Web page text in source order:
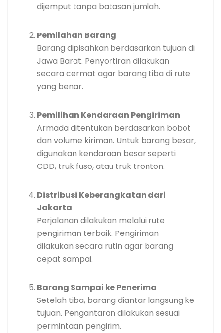
dijemput tanpa batasan jumlah.
Pemilahan Barang
Barang dipisahkan berdasarkan tujuan di
Jawa Barat. Penyortiran dilakukan
secara cermat agar barang tiba di rute
yang benar.
Pemilihan Kendaraan Pengiriman
Armada ditentukan berdasarkan bobot
dan volume kiriman. Untuk barang besar,
digunakan kendaraan besar seperti
CDD, truk fuso, atau truk tronton.
Distribusi Keberangkatan dari
Jakarta
Perjalanan dilakukan melalui rute
pengiriman terbaik. Pengiriman
dilakukan secara rutin agar barang
cepat sampai.
Barang Sampai ke Penerima
Setelah tiba, barang diantar langsung ke
tujuan. Pengantaran dilakukan sesuai
permintaan pengirim.